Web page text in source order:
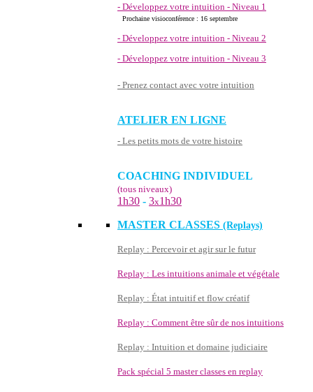
- Développez votre intuition - Niveau 1
Prochaine visioconférence : 16 septembre
- Développez votre intuition - Niveau 2
- Développez votre intuition - Niveau 3
- Prenez contact avec votre intuition
ATELIER EN LIGNE
- Les petits mots de votre histoire
COACHING INDIVIDUEL
(tous niveaux)
1h30 - 3x1h30
MASTER CLASSES (Replays)
Replay : Percevoir et agir sur le futur
Replay : Les intuitions animale et végétale
Replay : État intuitif et flow créatif
Replay : Comment être sûr de nos intuitions
Replay : Intuition et domaine judiciaire
Pack spécial 5 master classes en replay